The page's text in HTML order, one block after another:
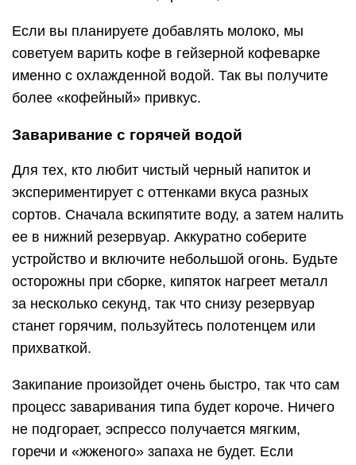
Если вы планируете добавлять молоко, мы
советуем варить кофе в гейзерной кофеварке
именно с охлажденной водой. Так вы получите
более «кофейный» привкус.
Заваривание с горячей водой
Для тех, кто любит чистый черный напиток и
экспериментирует с оттенками вкуса разных
сортов. Сначала вскипятите воду, а затем налить
ее в нижний резервуар. Аккуратно соберите
устройство и включите небольшой огонь. Будьте
осторожны при сборке, кипяток нагреет металл
за несколько секунд, так что снизу резервуар
станет горячим, пользуйтесь полотенцем или
прихваткой.
Закипание произойдет очень быстро, так что сам
процесс заваривания типа будет короче. Ничего
не подгорает, эспрессо получается мягким,
горечи и «жженого» запаха не будет. Если